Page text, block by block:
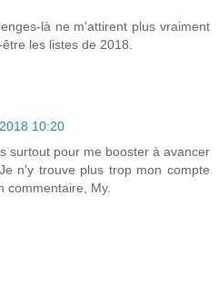
là ne m'attirent plus vraiment
les listes de 2018.
10:20
surtout pour me booster à avancer
n'y trouve plus trop mon compte
commentaire, My.